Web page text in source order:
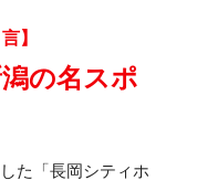
】
の名スポ
た「長岡シティホ